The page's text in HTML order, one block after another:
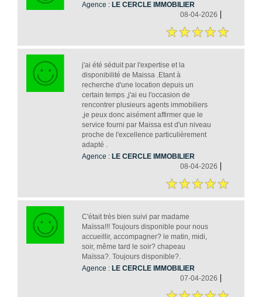
Agence : LE CERCLE IMMOBILIER
08-04-2026
j'ai été séduit par l'expertise et la
disponibilité de Maissa .Etant à
recherche d'une location depuis un
certain temps ,j'ai eu l'occasion de
rencontrer plusieurs agents immobiliers
,je peux donc aisément affirmer que le
service fourni par Maissa est d'un niveau
proche de l'excellence particulièrement
adapté .
Agence : LE CERCLE IMMOBILIER
08-04-2026
C'était très bien suivi par madame
Maïssa!!! Toujours disponible pour nous
accueillir, accompagner? le matin, midi,
soir, même tard le soir? chapeau
Maïssa?. Toujours disponible?.
Agence : LE CERCLE IMMOBILIER
07-04-2026